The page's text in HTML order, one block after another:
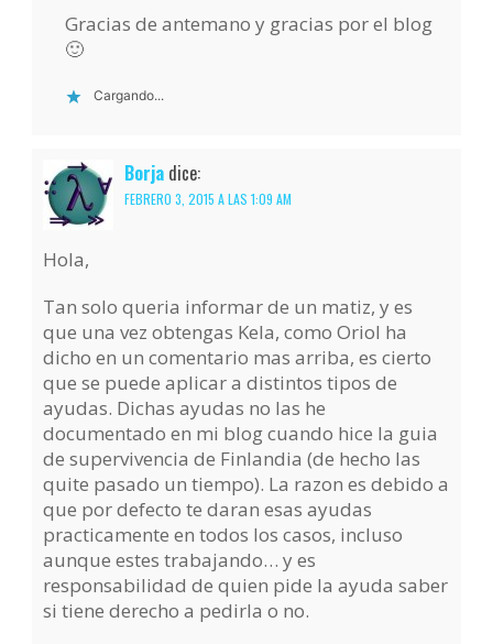
Gracias de antemano y gracias por el blog
🙂
Cargando...
Borja dice:
FEBRERO 3, 2015 A LAS 1:09 AM
Hola,
Tan solo queria informar de un matiz, y es
que una vez obtengas Kela, como Oriol ha
dicho en un comentario mas arriba, es cierto
que se puede aplicar a distintos tipos de
ayudas. Dichas ayudas no las he
documentado en mi blog cuando hice la guia
de supervivencia de Finlandia (de hecho las
quite pasado un tiempo). La razon es debido a
que por defecto te daran esas ayudas
practicamente en todos los casos, incluso
aunque estes trabajando… y es
responsabilidad de quien pide la ayuda saber
si tiene derecho a pedirla o no.